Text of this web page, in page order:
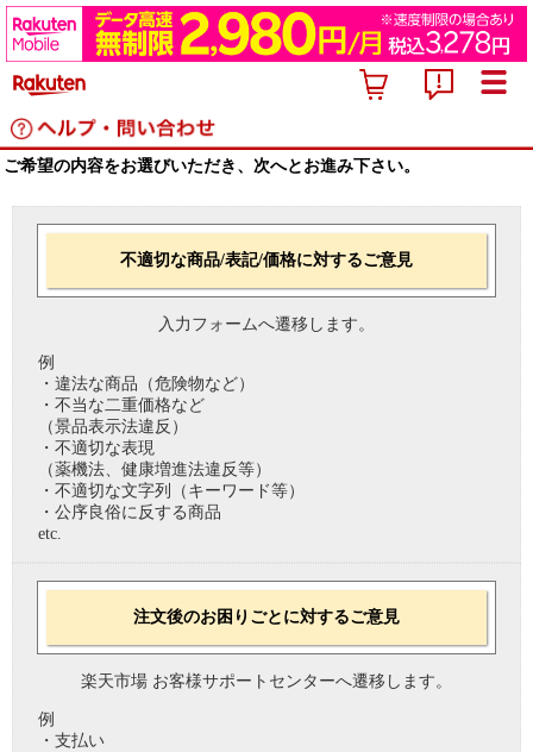
ご希望の内容をお選びいただき、次へとお進み下さい。
不適切な商品/表記/価格に対するご意見
入力フォームへ遷移します。
例
・違法な商品（危険物など）
・不当な二重価格など
（景品表示法違反）
・不適切な表現
（薬機法、健康増進法違反等）
・不適切な文字列（キーワード等）
・公序良俗に反する商品
etc.
注文後のお困りごとに対するご意見
楽天市場 お客様サポートセンターへ遷移します。
例
・支払い